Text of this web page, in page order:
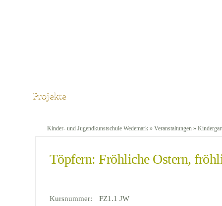
Projekte
Kinder- und Jugendkunstschule Wedemark » Veranstaltungen »
Töpfern: Fröhliche Ostern,
Kursnummer:
FZ1.1 JW